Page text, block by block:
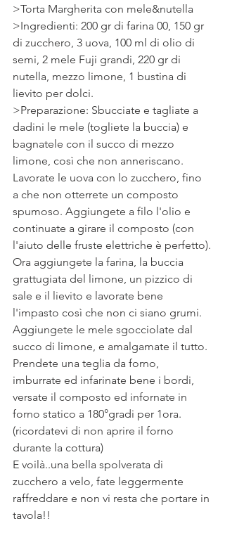
>Torta Margherita con mele&nutella
>Ingredienti: 200 gr di farina 00, 150 gr
di zucchero, 3 uova, 100 ml di olio di
semi, 2 mele Fuji grandi, 220 gr di
nutella, mezzo limone, 1 bustina di
lievito per dolci.
>Preparazione: Sbucciate e tagliate a
dadini le mele (togliete la buccia) e
bagnatele con il succo di mezzo
limone, così che non anneriscano.
Lavorate le uova con lo zucchero, fino
a che non otterrete un composto
spumoso. Aggiungete a filo l'olio e
continuate a girare il composto (con
l'aiuto delle fruste elettriche è perfetto).
Ora aggiungete la farina, la buccia
grattugiata del limone, un pizzico di
sale e il lievito e lavorate bene
l'impasto così che non ci siano grumi.
Aggiungete le mele sgocciolate dal
succo di limone, e amalgamate il tutto.
Prendete una teglia da forno,
imburrate ed infarinate bene i bordi,
versate il composto ed infornate in
forno statico a 180°gradi per 1ora.
(ricordatevi di non aprire il forno
durante la cottura)
E voilà..una bella spolverata di
zucchero a velo, fate leggermente
raffreddare e non vi resta che portare in
tavola!!